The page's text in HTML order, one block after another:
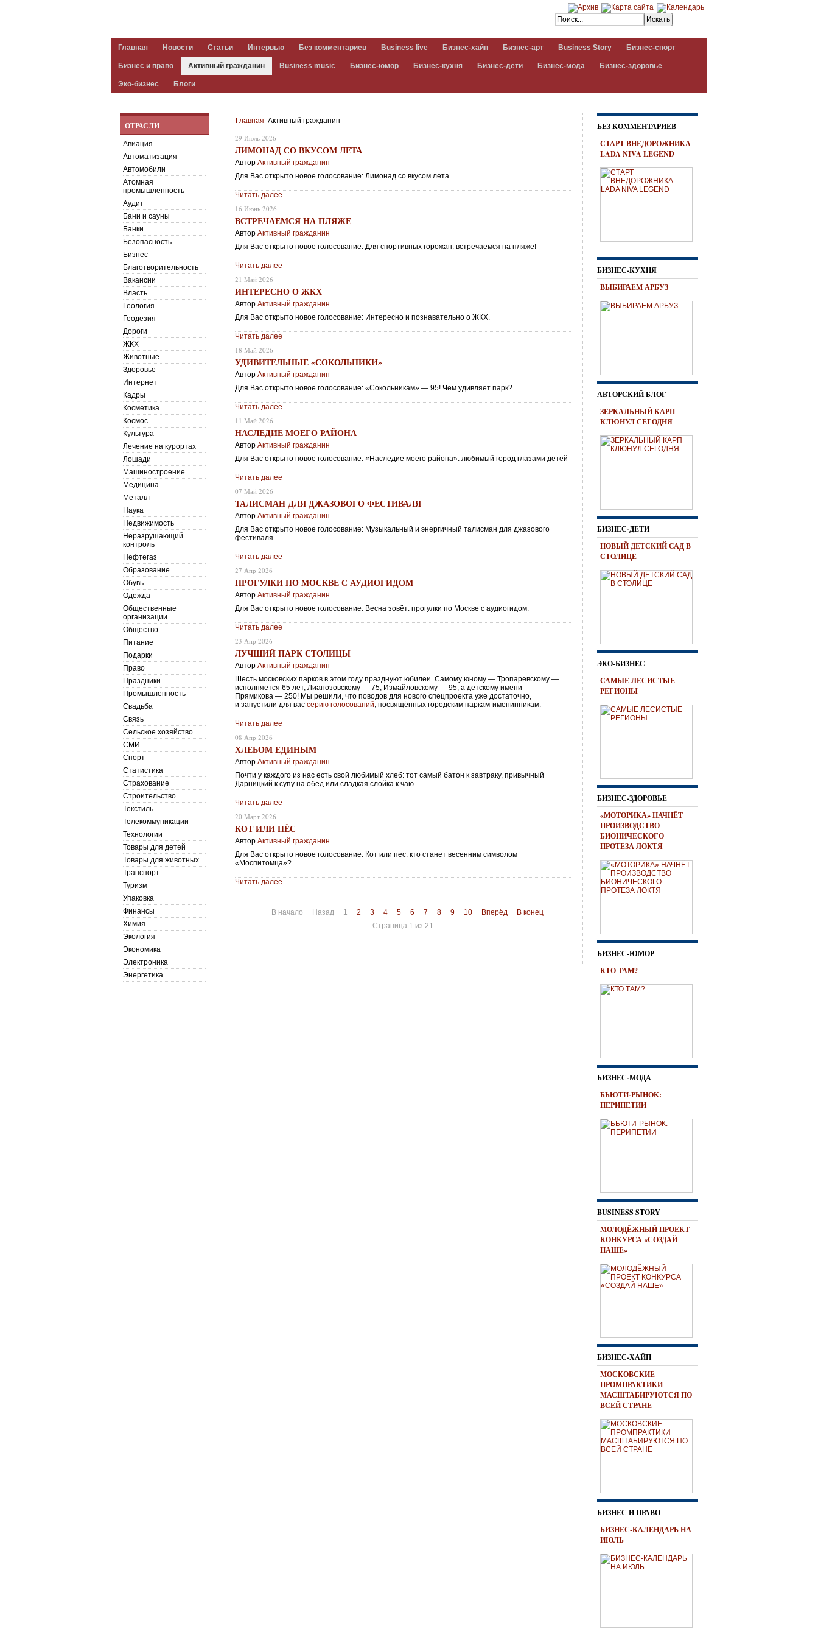
Главная Новости Статьи Интервью Без комментариев Business live Бизнес-хайп Бизнес-арт Business Story Бизнес-спорт
Бизнес и право Активный гражданин Business music Бизнес-юмор Бизнес-кухня Бизнес-дети Бизнес-мода Бизнес-здоровье
Эко-бизнес Блоги
Главная Активный гражданин
29 Июль 2026
ЛИМОНАД СО ВКУСОМ ЛЕТА
АвторАктивный гражданин
Для Вас открыто новое голосование: Лимонад со вкусом лета.
Читать далее
16 Июнь 2026
ВСТРЕЧАЕМСЯ НА ПЛЯЖЕ
АвторАктивный гражданин
Для Вас открыто новое голосование: Для спортивных горожан: встречаемся на пляже!
Читать далее
21 Май 2026
ИНТЕРЕСНО О ЖКХ
АвторАктивный гражданин
Для Вас открыто новое голосование: Интересно и познавательно о ЖКХ.
Читать далее
18 Май 2026
УДИВИТЕЛЬНЫЕ «СОКОЛЬНИКИ»
АвторАктивный гражданин
Для Вас открыто новое голосование: «Сокольникам» — 95! Чем удивляет парк?
Читать далее
11 Май 2026
НАСЛЕДИЕ МОЕГО РАЙОНА
АвторАктивный гражданин
Для Вас открыто новое голосование: «Наследие моего района»: любимый город глазами детей
Читать далее
07 Май 2026
ТАЛИСМАН ДЛЯ ДЖАЗОВОГО ФЕСТИВАЛЯ
АвторАктивный гражданин
Для Вас открыто новое голосование: Музыкальный и энергичный талисман для джазового
фестиваля.
Читать далее
27 Апр 2026
ПРОГУЛКИ ПО МОСКВЕ С АУДИОГИДОМ
АвторАктивный гражданин
Для Вас открыто новое голосование: Весна зовёт: прогулки по Москве с аудиогидом.
Читать далее
23 Апр 2026
ЛУЧШИЙ ПАРК СТОЛИЦЫ
АвторАктивный гражданин
Шесть московских парков в этом году празднуют юбилеи. Самому юному — Тропаревскому —
исполняется 65 лет, Лианозовскому — 75, Измайловскому — 95, а детскому имени
Прямикова — 250! Мы решили, что поводов для нового спецпроекта уже достаточно,
и запустили для вассерию голосований, посвящённых городским паркам-именинникам.
Читать далее
08 Апр 2026
ХЛЕБОМ ЕДИНЫМ
АвторАктивный гражданин
Почти у каждого из нас есть свой любимый хлеб: тот самый батон к завтраку, привычный
Дарницкий к супу на обед или сладкая слойка к чаю.
Читать далее
20 Март 2026
КОТ ИЛИ ПЁС
АвторАктивный гражданин
Для Вас открыто новое голосование: Кот или пес: кто станет весенним символом
«Моспитомца»?
Читать далее
В начало Назад 1 2 3 4 5 6 7 8 9 10 Вперёд
В конец
Страница 1 из 21
ОТРАСЛИ
Авиация
Автоматизация
Автомобили
Атомная
промышленность
Аудит
Бани и сауны
Банки
Безопасность
Бизнес
Благотворительность
Вакансии
Власть
Геология
Геодезия
Дороги
ЖКХ
Животные
Здоровье
Интернет
Кадры
Косметика
Космос
Культура
Лечение на курортах
Лошади
Машиностроение
Медицина
Металл
Наука
Недвижимость
Неразрушающий
контроль
Нефтегаз
Образование
Обувь
Одежда
Общественные
организации
Общество
Питание
Подарки
Право
Праздники
Промышленность
Свадьба
Связь
Сельское хозяйство
СМИ
Спорт
Статистика
Страхование
Строительство
Текстиль
Телекоммуникации
Технологии
Товары для детей
Товары для животных
Транспорт
Туризм
Упаковка
Финансы
Химия
Экология
Экономика
Электроника
Энергетика
БЕЗ КОММЕНТАРИЕВ
СТАРТ ВНЕДОРОЖНИКА
LADA NIVA LEGEND
БИЗНЕС-КУХНЯ
ВЫБИРАЕМ АРБУЗ
АВТОРСКИЙ БЛОГ
ЗЕРКАЛЬНЫЙ КАРП
КЛЮНУЛ СЕГОДНЯ
БИЗНЕС-ДЕТИ
НОВЫЙ ДЕТСКИЙ САД В
СТОЛИЦЕ
ЭКО-БИЗНЕС
САМЫЕ ЛЕСИСТЫЕ
РЕГИОНЫ
БИЗНЕС-ЗДОРОВЬЕ
«МОТОРИКА» НАЧНЁТ
ПРОИЗВОДСТВО
БИОНИЧЕСКОГО
ПРОТЕЗА ЛОКТЯ
БИЗНЕС-ЮМОР
КТО ТАМ?
БИЗНЕС-МОДА
БЬЮТИ-РЫНОК:
ПЕРИПЕТИИ
BUSINESS STORY
МОЛОДЁЖНЫЙ ПРОЕКТ
КОНКУРСА «СОЗДАЙ
НАШЕ»
БИЗНЕС-ХАЙП
МОСКОВСКИЕ
ПРОМПРАКТИКИ
МАСШТАБИРУЮТСЯ ПО
ВСЕЙ СТРАНЕ
БИЗНЕС И ПРАВО
БИЗНЕС-КАЛЕНДАРЬ НА
ИЮЛЬ